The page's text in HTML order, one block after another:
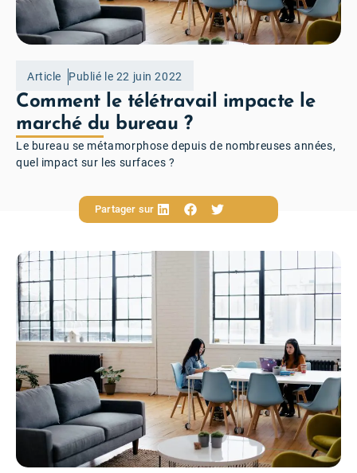
Article Publié le 22 juin 2022
Comment le télétravail impacte le
marché du bureau ?
Le bureau se métamorphose depuis de nombreuses années,
quel impact sur les surfaces ?
Partager sur